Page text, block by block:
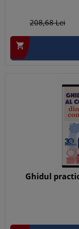
208,68Lei

Ghidul